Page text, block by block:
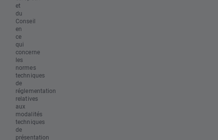
et
du
Conseil
en
ce
qui
concerne
les
normes
techniques
de
réglementation
relatives
aux
modalités
techniques
de
présentation